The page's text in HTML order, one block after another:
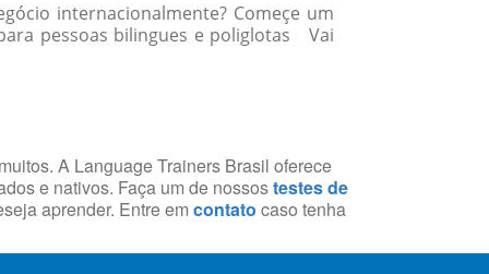
internacionalmente? Começe um
pessoas bilingues e poliglotas Vai
A Language Trainers Brasil oferece
e nativos. Faça um de nossostestes de
aprender. Entre em contato caso tenha